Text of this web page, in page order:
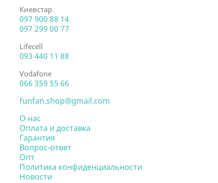
Киевстар
097 900 88 14
097 299 00 77
Lifecell
093 440 11 88
Vodafone
066 359 55 66
funfan.shop@gmail.com
О нас
Оплата и доставка
Гарантия
Вопрос-ответ
Опт
Политика конфиденциальности
Новости